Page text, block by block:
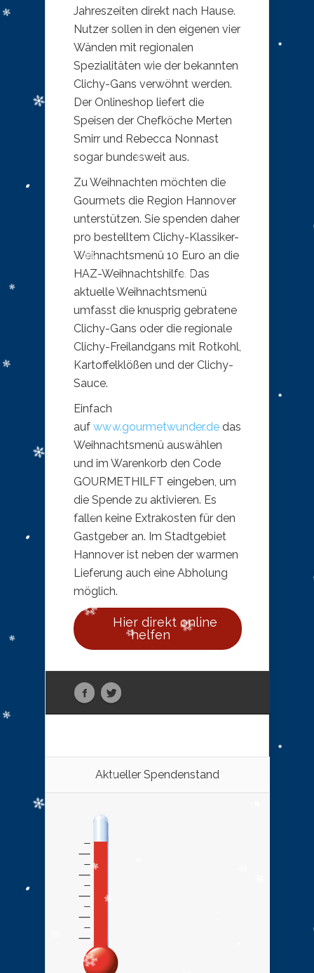
Jahreszeiten direkt nach Hause.
Nutzer sollen in den eigenen vier
Wänden mit regionalen
Spezialitäten wie der bekannten
Clichy-Gans verwöhnt werden.
Der Onlineshop liefert die
Speisen der Chefköche Merten
Smirr und Rebecca Nonnast
sogar bundesweit aus.
Zu Weihnachten möchten die
Gourmets die Region Hannover
unterstützen. Sie spenden daher
pro bestelltem Clichy-Klassiker-
Weihnachtsmenü 10 Euro an die
HAZ-Weihnachtshilfe. Das
aktuelle Weihnachtsmenü
umfasst die knusprig gebratene
Clichy-Gans oder die regionale
Clichy-Freilandgans mit Rotkohl,
Kartoffelklößen und der Clichy-
Sauce.
Einfach
auf www.gourmetwunder.de das
Weihnachtsmenü auswählen
und im Warenkorb den Code
GOURMETHILFT eingeben, um
die Spende zu aktivieren. Es
fallen keine Extrakosten für den
Gastgeber an. Im Stadtgebiet
Hannover ist neben der warmen
Lieferung auch eine Abholung
möglich.
Hier direkt online
helfen
Aktueller Spendenstand